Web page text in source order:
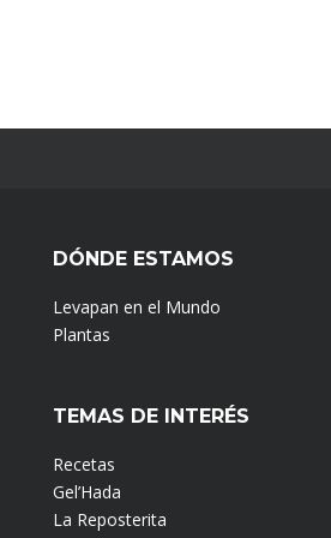
DÓNDE ESTAMOS
Levapan en el Mundo
Plantas
TEMAS DE INTERÉS
Recetas
Gel’Hada
La Reposterita